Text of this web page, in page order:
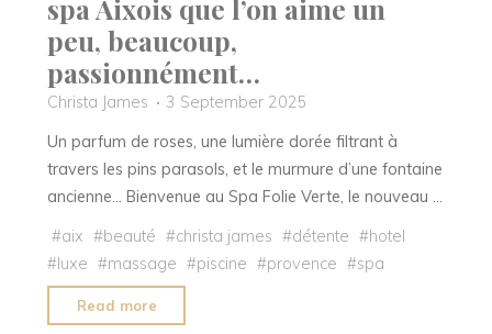
spa Aixois que l’on aime un
peu, beaucoup,
passionnément…
Christa James
3 September 2025
Un parfum de roses, une lumière dorée filtrant à
travers les pins parasols, et le murmure d’une fontaine
ancienne… Bienvenue au Spa Folie Verte, le nouveau …
#aix #beauté #christa james #détente #hotel
#luxe #massage #piscine #provence #spa
Read more
la